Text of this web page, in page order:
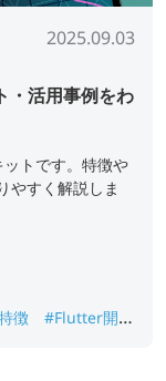
2025.09.03
・活用事例をわ
トです。特徴や
やすく解説しま
徴
#Flutter開発